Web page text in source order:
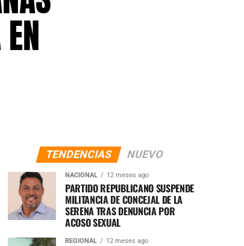
TENDENCIAS NUEVO
NACIONAL 12 meses ago
PARTIDO REPUBLICANO SUSPENDE
MILITANCIA DE CONCEJAL DE LA
SERENA TRAS DENUNCIA POR
ACOSO SEXUAL
REGIONAL 12 meses ago